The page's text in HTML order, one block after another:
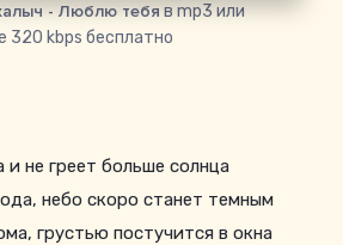
- Люблю тебяв mp3 или
320 kbps бесплатно
не греет больше солнца
небо скоро станет темным
грустью постучится в окна